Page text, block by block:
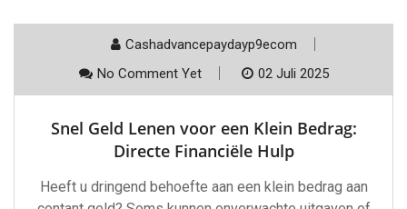
Cashadvancepaydayp9ecom
No Comment Yet
02 Juli 2025
Snel Geld Lenen voor een Klein Bedrag:
Directe Financiële Hulp
Heeft u dringend behoefte aan een klein bedrag aan